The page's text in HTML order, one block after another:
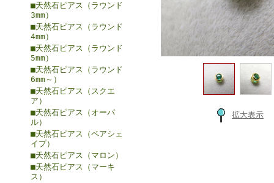
■天然石ピアス（ラウンド
3mm）
■天然石ピアス（ラウンド
4mm）
■天然石ピアス（ラウンド
5mm）
■天然石ピアス（ラウンド
6mm～）
■天然石ピアス（スクエ
ア）
■天然石ピアス（オーバ
ル）
■天然石ピアス（ペアシェ
イプ）
■天然石ピアス（マロン）
■天然石ピアス（マーキ
ス）
拡大表示